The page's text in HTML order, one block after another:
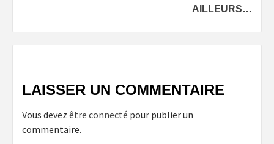
AILLEURS…
LAISSER UN COMMENTAIRE
Vous devez être connecté pour publier un
commentaire.